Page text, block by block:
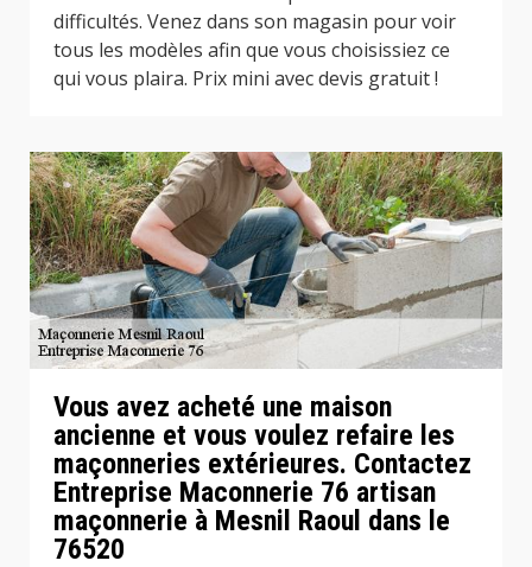
difficultés. Venez dans son magasin pour voir
tous les modèles afin que vous choisissiez ce
qui vous plaira. Prix mini avec devis gratuit !
Vous avez acheté une maison
ancienne et vous voulez refaire les
maçonneries extérieures. Contactez
Entreprise Maconnerie 76 artisan
maçonnerie à Mesnil Raoul dans le
76520